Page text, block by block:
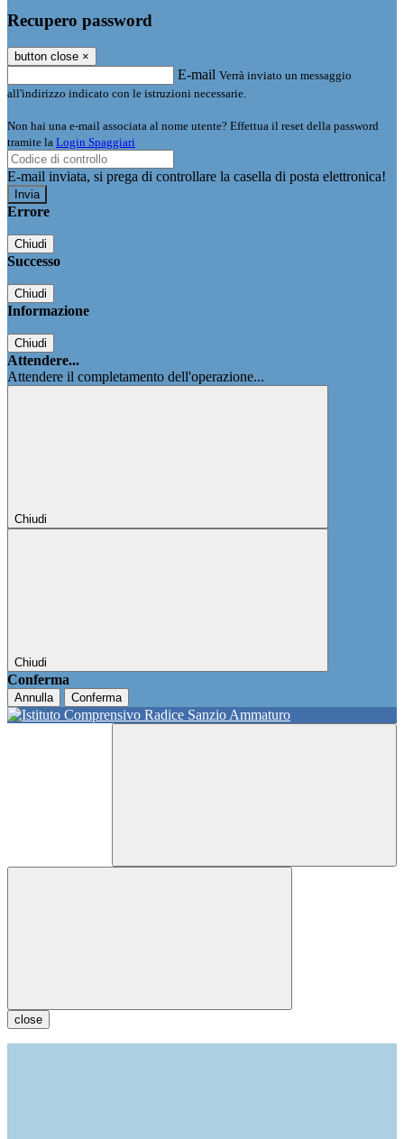
Recupero password
button close ×
E-mail Verrà inviato un messaggio
all'indirizzo indicato con le istruzioni necessarie.
Non hai una e-mail associata al nome utente? Effettua il reset della password
tramite la Login Spaggiari
E-mail inviata, si prega di controllare la casella di posta elettronica!
Errore
Chiudi
Successo
Chiudi
Informazione
Chiudi
Attendere...
Attendere il completamento dell'operazione...
Chiudi
Chiudi
Conferma
Annulla Conferma
close